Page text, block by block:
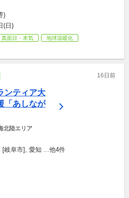
)
(日)
真面目・本気
地球温暖化
16日前
ンティア大
「あしなが
北陸エリア
[岐阜市], 愛知 ...他4件